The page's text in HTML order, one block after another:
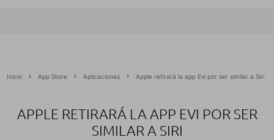
Inicio App Store Aplicaciones Apple retirará la app Evi por ser similar a Siri
APPLE RETIRARÁ LA APP EVI POR SER
SIMILAR A SIRI